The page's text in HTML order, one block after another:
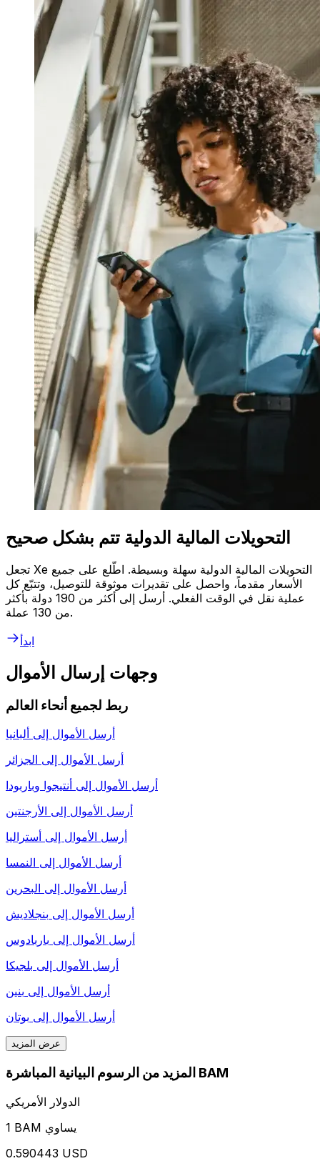
التحويلات المالية الدولية تتم بشكل صحيح
تجعل Xe التحويلات المالية الدولية سهلة وبسيطة. اطّلع على جميع
الأسعار مقدماً، واحصل على تقديرات موثوقة للتوصيل، وتتبّع كل
عملية نقل في الوقت الفعلي. أرسل إلى أكثر من 190 دولة بأكثر
من 130 عملة.
ابدأ
وجهات إرسال الأموال
ربط لجميع أنحاء العالم
أرسل الأموال إلى ألبانيا
أرسل الأموال إلى الجزائر
أرسل الأموال إلى أنتيجوا وباربودا
أرسل الأموال إلى الأرجنتين
أرسل الأموال إلى أستراليا
أرسل الأموال إلى النمسا
أرسل الأموال إلى البحرين
أرسل الأموال إلى بنجلاديش
أرسل الأموال إلى باربادوس
أرسل الأموال إلى بلجيكا
أرسل الأموال إلى بنين
أرسل الأموال إلى بوتان
عرض المزيد
المزيد من الرسوم البيانية المباشرة BAM
الدولار الأمريكي
1 BAM يساوي
0.590443 USD